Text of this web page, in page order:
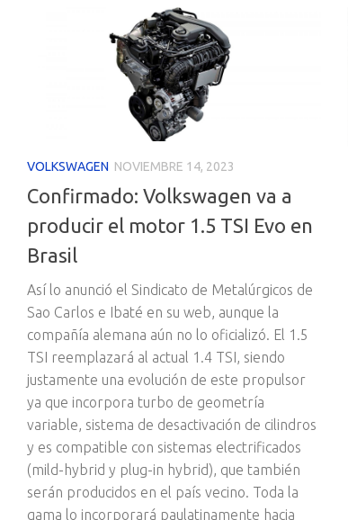
VOLKSWAGEN NOVIEMBRE 14, 2023
Confirmado: Volkswagen va a
producir el motor 1.5 TSI Evo en
Brasil
Así lo anunció el Sindicato de Metalúrgicos de
Sao Carlos e Ibaté en su web, aunque la
compañía alemana aún no lo oficializó. El 1.5
TSI reemplazará al actual 1.4 TSI, siendo
justamente una evolución de este propulsor
ya que incorpora turbo de geometría
variable, sistema de desactivación de cilindros
y es compatible con sistemas electrificados
(mild-hybrid y plug-in hybrid), que también
serán producidos en el país vecino. Toda la
gama lo incorporará paulatinamente hacia